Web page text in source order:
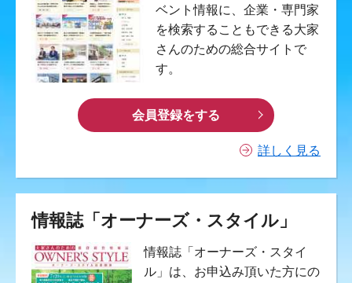
ベント情報に、企業・専門家
を検索することもできる大家
さんのための総合サイトで
す。
会員登録をする
詳しく見る
情報誌「オーナーズ・スタイル」
情報誌「オーナーズ・スタイ
ル」は、お申込み頂いた方にの